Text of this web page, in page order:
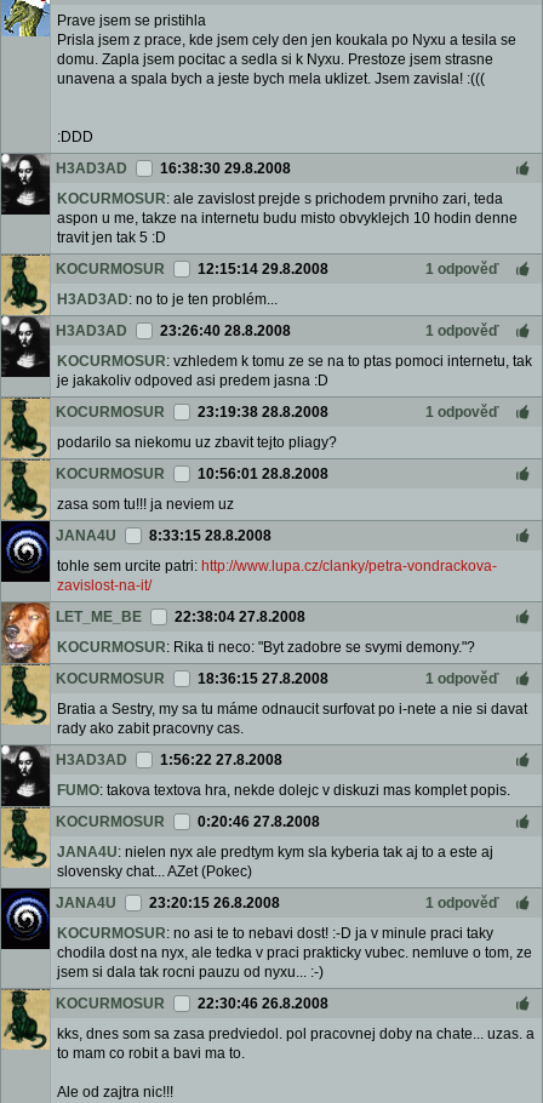
Prave jsem se pristihla
Prisla jsem z prace, kde jsem cely den jen koukala po Nyxu a tesila se
domu. Zapla jsem pocitac a sedla si k Nyxu. Prestoze jsem strasne
unavena a spala bych a jeste bych mela uklizet. Jsem zavisla! :(((
:DDD
H3AD3AD
16:38:30 29.8.2008
KOCURMOSUR: ale zavislost prejde s prichodem prvniho zari, teda
aspon u me, takze na internetu budu misto obvyklejch 10 hodin denne
travit jen tak 5 :D
KOCURMOSUR
12:15:14 29.8.2008
1 odpověď
H3AD3AD: no to je ten problém...
H3AD3AD
23:26:40 28.8.2008
1 odpověď
KOCURMOSUR: vzhledem k tomu ze se na to ptas pomoci internetu, tak
je jakakoliv odpoved asi predem jasna :D
KOCURMOSUR
23:19:38 28.8.2008
1 odpověď
podarilo sa niekomu uz zbavit tejto pliagy?
KOCURMOSUR
10:56:01 28.8.2008
zasa som tu!!! ja neviem uz
JANA4U
8:33:15 28.8.2008
tohle sem urcite patri: http://www.lupa.cz/clanky/petra-vondrackova-
zavislost-na-it/
LET_ME_BE
22:38:04 27.8.2008
KOCURMOSUR: Rika ti neco: "Byt zadobre se svymi demony."?
KOCURMOSUR
18:36:15 27.8.2008
1 odpověď
Bratia a Sestry, my sa tu máme odnaucit surfovat po i-nete a nie si davat
rady ako zabit pracovny cas.
H3AD3AD
1:56:22 27.8.2008
FUMO: takova textova hra, nekde dolejc v diskuzi mas komplet popis.
KOCURMOSUR
0:20:46 27.8.2008
JANA4U: nielen nyx ale predtym kym sla kyberia tak aj to a este aj
slovensky chat... AZet (Pokec)
JANA4U
23:20:15 26.8.2008
1 odpověď
KOCURMOSUR: no asi te to nebavi dost! :-D ja v minule praci taky
chodila dost na nyx, ale tedka v praci prakticky vubec. nemluve o tom, ze
jsem si dala tak rocni pauzu od nyxu... :-)
KOCURMOSUR
22:30:46 26.8.2008
kks, dnes som sa zasa predviedol. pol pracovnej doby na chate... uzas. a
to mam co robit a bavi ma to.
Ale od zajtra nic!!!